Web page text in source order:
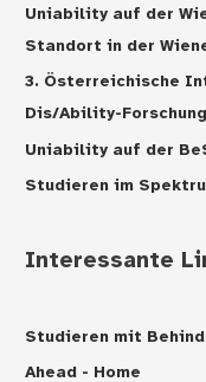
Uniability auf der
Standort in der
3. Österreichische
Dis/Ability-
Uniability auf der
Studieren im
Interessante
Studieren mit
Ahead - Home